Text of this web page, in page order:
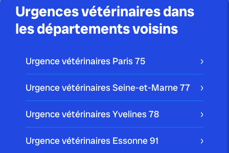
Urgences vétérinaires dans
les départements voisins
Urgence vétérinaires Paris75
Urgence vétérinaires Seine-et-Marne77
Urgence vétérinaires Yvelines78
Urgence vétérinaires Essonne91